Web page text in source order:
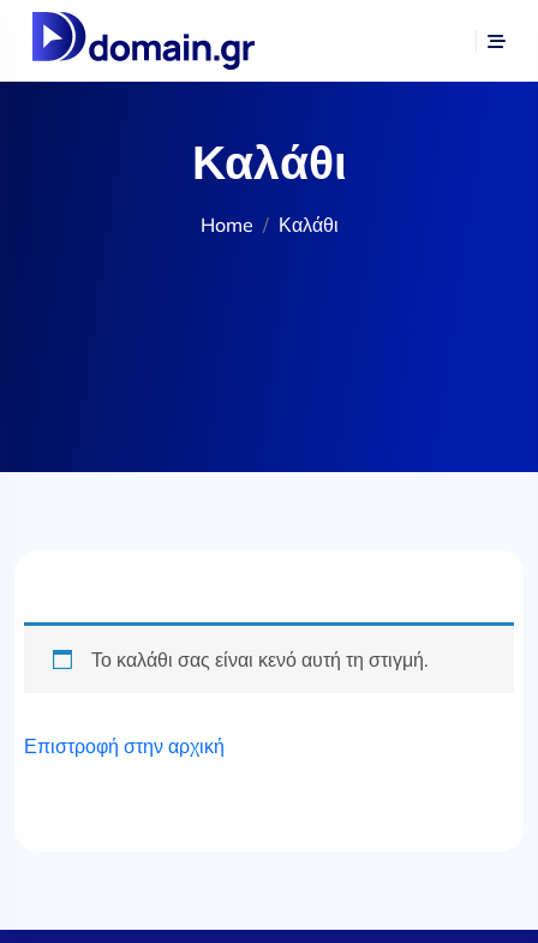
Καλάθι
Home Καλάθι
Το καλάθι σας είναι κενό αυτή τη στιγμή.
Επιστροφή στην αρχική